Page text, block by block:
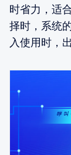
时省力，适
择时，系统
入使用时，